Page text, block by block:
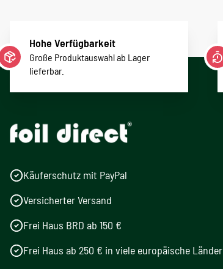
Hohe Verfügbarkeit
Große Produktauswahl ab Lager
lieferbar.
Käuferschutz mit PayPal
Versicherter Versand
Frei Haus BRD ab 150 €
Frei Haus ab 250 € in viele europäische Länder